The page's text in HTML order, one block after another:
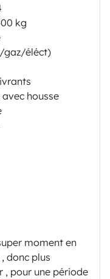
kg
gaz/éléct)
housse
moment en
donc plus
, pour une période